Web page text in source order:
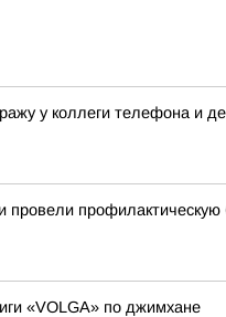
у коллеги телефона и
провели
«VOLGA» по джимхане